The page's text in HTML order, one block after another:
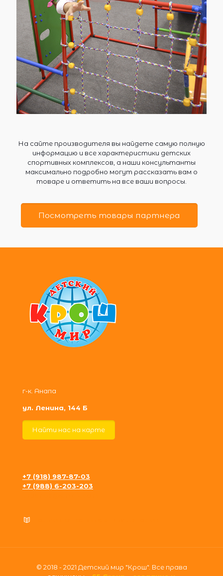
На сайте производителя вы найдете самую полную
информацию и все характеристики детских
спортивных комплексов, а наши консультанты
максимально подробно могут рассказать вам о
товаре и ответить на все ваши вопросы.
Посмотреть товары партнера
г-к. Анапа
ул. Ленина, 144 Б
Найти нас на карте
+7 (918) 987-87-03
+7 (988) 6-203-203
© 2018 - 2021 Детский мир "Крош". Все права